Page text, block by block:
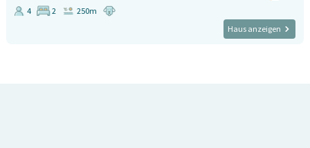
4 2
250m
Haus anzeigen